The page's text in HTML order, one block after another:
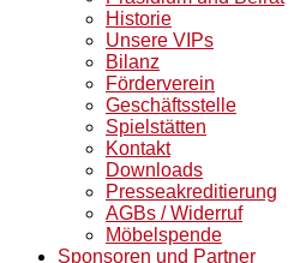
Historie
Unsere VIPs
Bilanz
Förderverein
Geschäftsstelle
Spielstätten
Kontakt
Downloads
Presseakreditierung
AGBs / Widerruf
Möbelspende
Sponsoren und Partner